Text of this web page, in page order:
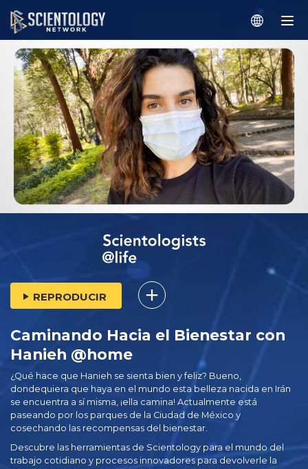
REPRODUCIR
Caminando Hacia el Bienestar con
Hanieh @home
¿Qué hace que Hanieh se sienta bien y feliz? Bueno,
dondequiera que haya en el mundo esta belleza nacida en Irán
se encuentra a sí misma, ¡ella camina! Actualmente está
paseando por los parques de la Ciudad de México y
cosechando las recompensas del bienestar.
Descubre las herramientas de Scientology para el mundo del
trabajo cotidiano y procesos innovadores para devolverle la